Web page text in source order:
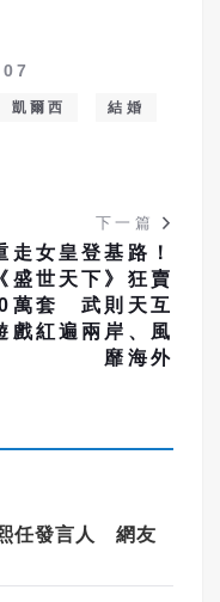
凱爾西 結婚
下一篇
走女皇登基路！
《盛世天下》狂賣
萬套 武則天互
戲紅遍兩岸、風
靡海外
任發言人 網友